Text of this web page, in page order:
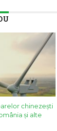
chinezeşti
şi alte